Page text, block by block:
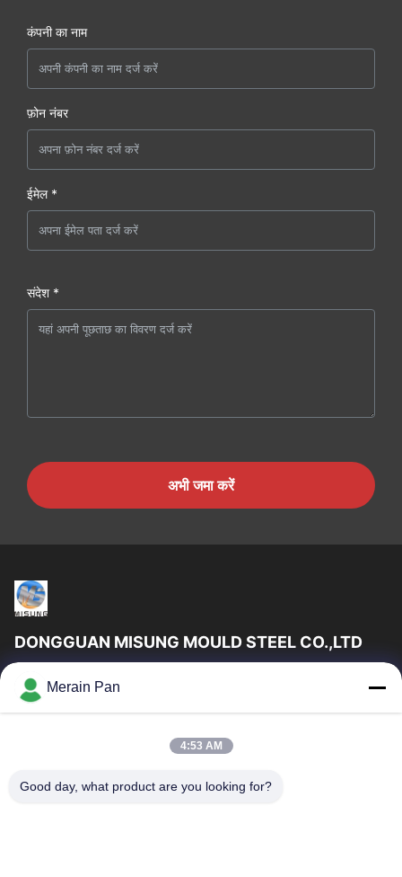
कंपनी का नाम
फ़ोन नंबर
ईमेल *
संदेश *
अभी जमा करें
DONGGUAN MISUNG MOULD STEEL CO.,LTD
DongGuan Misung मोल्ड स्टील कं, लिमिटेड प्लास्टिक डाई स्टील, हॉट वर्क
स्टील, कोल्ड वर्क स्टील, अलॉय स्ट्रक्चरल स्टील की आपूर्ति की एक अग्रणी कंपनी है
त्वरित लिंक
उत्पादों
वीआर दिखाएँ
हमारे बारे में
Merain Pan
4:53 AM
Good day, what product are you looking for?